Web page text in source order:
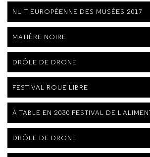
NUIT EUROPÉENNE DES MUSÉES 2017
MATIÈRE NOIRE
DRÔLE DE DRONE
FESTIVAL ROUE LIBRE
À TABLE EN 2030 FESTIVAL DE
DRÔLE DE DRONE